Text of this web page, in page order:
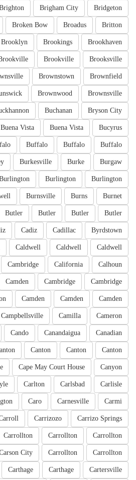
Bridgeton
Brigham City
Britton
Broadus
Broken Bow
Brookhaven
Brookings
Brooklyn
Brooksville
Brookville
Brownfield
Brownstown
Brownsville
Brownwood
Bryson City
Buchanan
Bucyrus
Buena Vista
Buena Vista
Buffalo
Buffalo
Buffalo
Burgaw
Burke
Burkesville
Burlington
Burlington
Burnet
Burns
Burnsville
Butler
Butler
Butler
Butler
Byrdstown
Cadillac
Cadiz
Caldwell
Caldwell
Caldwell
Calhoun
California
Cambridge
Cambridge
Cambridge
Camden
Camden
Camden
Camden
Cameron
Camilla
Campbellsville
Canadian
Canandaigua
Cando
Canton
Canton
Canton
Canyon
Cape May Court House
Carlisle
Carlsbad
Carlton
Carmi
Carnesville
Caro
Carrizo Springs
Carrizozo
Carrollton
Carrollton
Carrollton
Carrollton
Carrollton
City
Cartersville
Carthage
Carthage